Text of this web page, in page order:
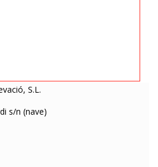
S.L.
s/n (nave)